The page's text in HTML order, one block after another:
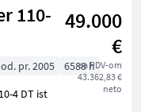
110- 49.000
€
sa PDV-om
43.362,83 €
neto
pr. 2005
6588 h
4 DT ist